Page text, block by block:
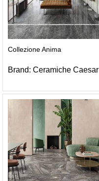
Collezione Anima
Brand: Ceramiche Caesar